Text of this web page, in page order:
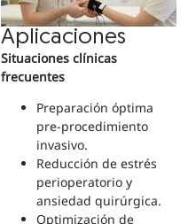
Aplicaciones
Situaciones clínicas
frecuentes
Preparación óptima
pre-procedimiento
invasivo.
Reducción de estrés
perioperatorio y
ansiedad quirúrgica.
Optimización de